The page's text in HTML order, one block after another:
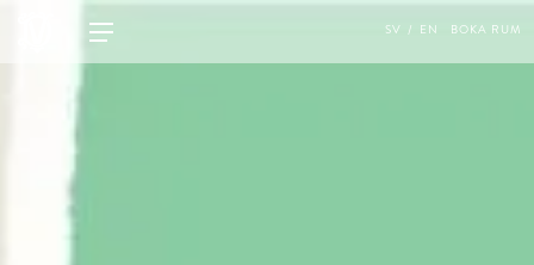
SV EN BOKA RUM